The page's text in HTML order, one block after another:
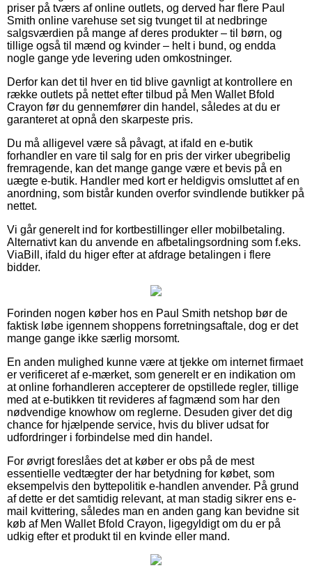
priser på tværs af online outlets, og derved har flere Paul
Smith online varehuse set sig tvunget til at nedbringe
salgsværdien på mange af deres produkter – til børn, og
tillige også til mænd og kvinder – helt i bund, og endda
nogle gange yde levering uden omkostninger.
Derfor kan det til hver en tid blive gavnligt at kontrollere en
række outlets på nettet efter tilbud på Men Wallet Bfold
Crayon før du gennemfører din handel, således at du er
garanteret at opnå den skarpeste pris.
Du må alligevel være så påvagt, at ifald en e-butik
forhandler en vare til salg for en pris der virker ubegribelig
fremragende, kan det mange gange være et bevis på en
uægte e-butik. Handler med kort er heldigvis omsluttet af en
anordning, som bistår kunden overfor svindlende butikker på
nettet.
Vi går generelt ind for kortbestillinger eller mobilbetaling.
Alternativt kan du anvende en afbetalingsordning som f.eks.
ViaBill, ifald du higer efter at afdrage betalingen i flere
bidder.
Forinden nogen køber hos en Paul Smith netshop bør de
faktisk løbe igennem shoppens forretningsaftale, dog er det
mange gange ikke særlig morsomt.
En anden mulighed kunne være at tjekke om internet firmaet
er verificeret af e-mærket, som generelt er en indikation om
at online forhandleren accepterer de opstillede regler, tillige
med at e-butikken tit revideres af fagmænd som har den
nødvendige knowhow om reglerne. Desuden giver det dig
chance for hjælpende service, hvis du bliver udsat for
udfordringer i forbindelse med din handel.
For øvrigt foreslåes det at køber er obs på de mest
essentielle vedtægter der har betydning for købet, som
eksempelvis den byttepolitik e-handlen anvender. På grund
af dette er det samtidig relevant, at man stadig sikrer ens e-
mail kvittering, således man en anden gang kan bevidne sit
køb af Men Wallet Bfold Crayon, ligegyldigt om du er på
udkig efter et produkt til en kvinde eller mand.